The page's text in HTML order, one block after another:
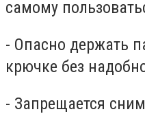
самому
- Опасно держать
крючке без
- Запрещается